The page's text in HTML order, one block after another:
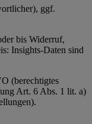
ggf.
bis Widerruf,
Insights-Daten sind
(berechtigtes
Art. 6 Abs. 1 lit. a)